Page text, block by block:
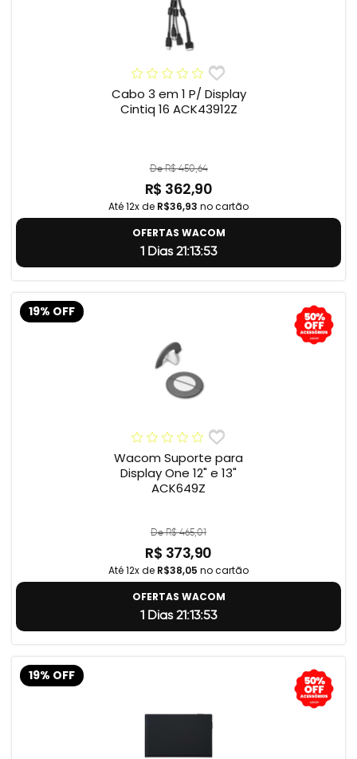
Cabo 3 em 1 P/ Display
Cintiq 16 ACK43912Z
De R$ 450,64
R$ 362,90
Até 12x de R$36,93 no cartão
OFERTAS WACOM
1 Dias 21:13:52
19% OFF
Wacom Suporte para
Display One 12" e 13"
ACK649Z
De R$ 465,01
R$ 373,90
Até 12x de R$38,05 no cartão
OFERTAS WACOM
1 Dias 21:13:52
19% OFF